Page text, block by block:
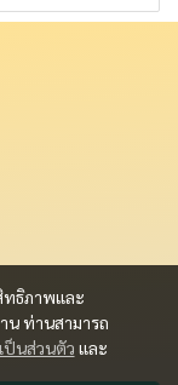
ทธิภาพและ
น ท่านสามารถ
ป็นส่วนตัว และ